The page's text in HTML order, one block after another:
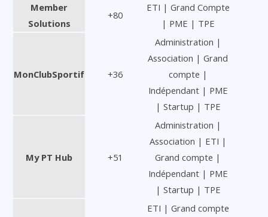
Member
Solutions
+80
ETI | Grand Compte
| PME | TPE
MonClubSportif +36
Administration |
Association | Grand
compte |
Indépendant | PME
| Startup | TPE
My PT Hub +51
Administration |
Association | ETI |
Grand compte |
Indépendant | PME
| Startup | TPE
ETI | Grand compte